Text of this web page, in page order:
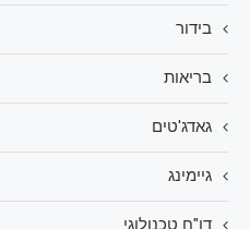
בידור
בריאות
גאדג'טים
גיימינג
דו"ח טכנולוגי